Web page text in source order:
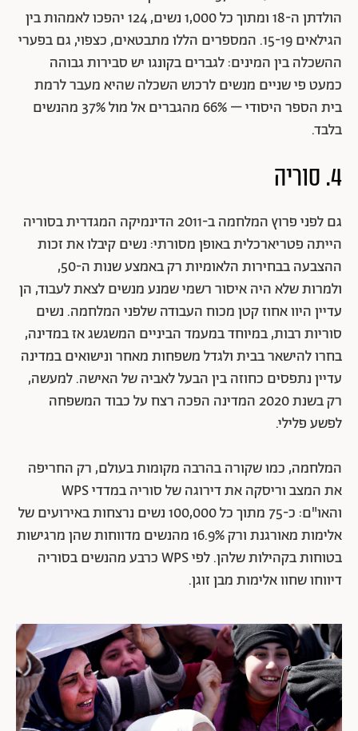
הולדתן ה-18 ומתוך כל 1,000 נשים, 124 יהפכו לאמהות בין
הגילאים 15-19. המספרים הללו מתבטאים, כצפוי, גם בפערי
ההשכלה בין המינים: לגברים בקונגו יש סבירות גבוהה
כמעט פי שניים מנשים לרכוש השכלה שהיא מעבר לרמת
בית הספר היסודי – 66% מהגברים אל מול 37% מהנשים
בלבד.
4. סוריה
גם לפני פרוץ המלחמה ב-2011 הדינמיקה המגדרית בסוריה
הייתה פטריארכלית באופן מסורתי: נשים קיבלו את זכות
ההצבעה בבחירות הלאומיות רק באמצע שנות ה-50,
ולמרות שלא היה איסור רשמי שמנע מנשים לצאת לעבוד, הן
עדיין היוו אחוז קטן מכוח העבודה שלפני המלחמה. נשים
סוריות רבות, במיוחד במעמד הביניים המשגשג אז במדינה,
בחרו להישאר בבית ולגדל משפחות מאחר ונישואים במדינה
עדיין נתפסים כחוזה בין הבעל לאביה של האישה. למעשה,
רק בשנת 2020 המדינה הפכה רצח על כבוד המשפחה
לפשע פלילי.
המלחמה, כמו שקורה בהרבה מקומות בעולם, רק החריפה
את המצב וריסקה את דירוגה של סוריה במדדי WPS
והאו"ם: כ-75 מתוך כל 100,000 נשים נרצחות באירועים של
אלימות מאורגנת ורק 16.9% מהנשים מדווחות שהן מרגישות
בטוחות בקהילות שלהן. לפי WPS כרבע מהנשים בסוריה
דיווחו שחוו אלימות מבן זוגן.